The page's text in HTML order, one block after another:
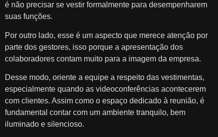
é não precisar se vestir formalmente para desempenharem
suas funções.
Por outro lado, esse é um aspecto que merece atenção por
parte dos gestores, isso porque a apresentação dos
colaboradores contam muito para a imagem da empresa.
Desse modo, oriente a equipe a respeito das vestimentas,
especialmente quando as videoconferências acontecerem
com clientes. Assim como o espaço dedicado à reunião, é
fundamental contar com um ambiente tranquilo, bem
iluminado e silencioso.